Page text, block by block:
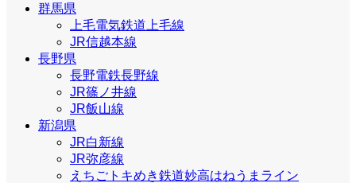
群馬県
上毛電気鉄道上毛線
JR信越本線
長野県
長野電鉄長野線
JR篠ノ井線
JR飯山線
新潟県
JR白新線
JR弥彦線
えちごトキめき鉄道妙高はねうまライン